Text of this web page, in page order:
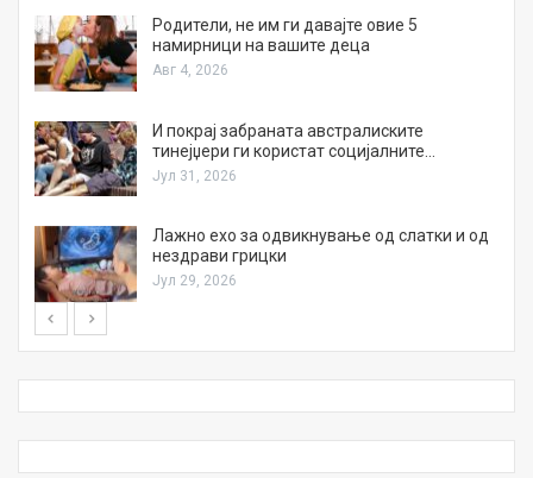
Родители, не им ги давајте овие 5
намирници на вашите деца
Авг 4, 2026
И покрај забраната австралиските
тинејџери ги користат социјалните…
Јул 31, 2026
Лажно ехо за одвикнување од слатки и од
нездрави грицки
Јул 29, 2026